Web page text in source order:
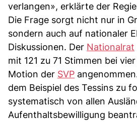
verlangen», erklärte der
Die Frage sorgt nicht nur in
sondern auch auf nationaler
Diskussionen. Der Nationalrat
mit 121 zu 71 Stimmen bei
Motion der SVP
dem Beispiel des Tessins zu
systematisch von allen
Aufenthaltsbewilligung